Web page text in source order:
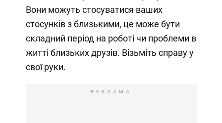
Вони можуть стосуватися ваших
стосунків з близькими, це може бути
складний період на роботі чи проблеми в
житті близьких друзів. Візьміть справу у
свої руки.
РЕКЛАМА